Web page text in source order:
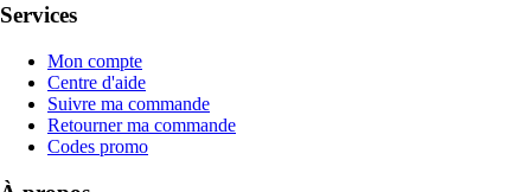
Services
Mon compte
Centre d'aide
Suivre ma commande
Retourner ma commande
Codes promo